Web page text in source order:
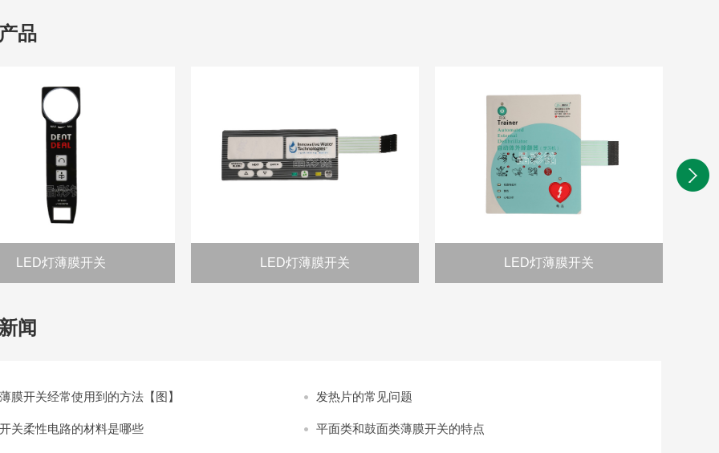
品
LED灯薄膜开关 LED灯薄膜开关 LED灯薄膜开关
闻
膜开关经常使用到的方法【图】 发热片的常见问题
关柔性电路的材料是哪些 平面类和鼓面类薄膜开关的特点